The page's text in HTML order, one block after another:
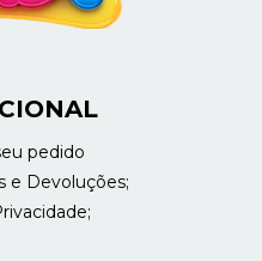
pedido
e Devoluções;